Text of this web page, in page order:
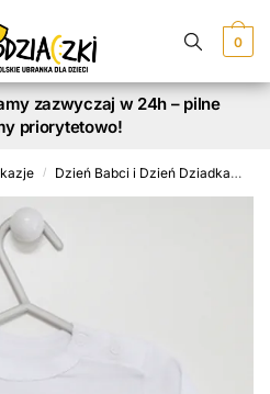
0
zazwyczaj w 24h – pilne
priorytetowo!
/ Dzień Babci i Dzień Dziadka